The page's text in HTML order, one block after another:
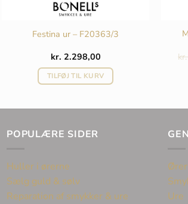
Festina ur – F20363/3
kr. 2.298,00
TILFØJ TIL KURV
kr.
POPULÆRE SIDER
Huller i ørerne
Sælg guld & sølv
Reparation af smykker & ure
Ure